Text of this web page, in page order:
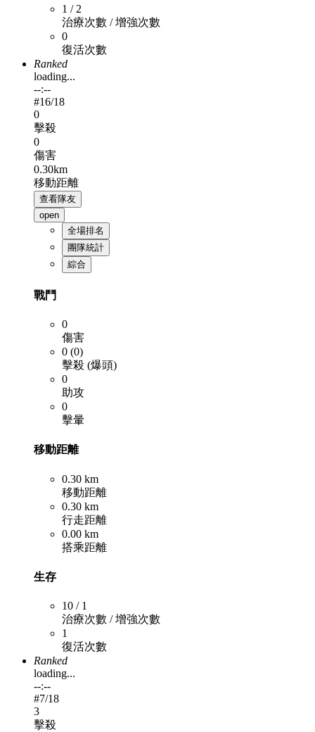
1 / 2
治療次數 / 增強次數
0
復活次數
Ranked
loading...
--:--
#16/18
0
擊殺
0
傷害
0.30km
移動距離
查看隊友
open
全場排名
團隊統計
綜合
戰鬥
0
傷害
0 (0)
擊殺 (爆頭)
0
助攻
0
擊暈
移動距離
0.30 km
移動距離
0.30 km
行走距離
0.00 km
搭乘距離
生存
10 / 1
治療次數 / 增強次數
1
復活次數
Ranked
loading...
--:--
#7/18
3
擊殺